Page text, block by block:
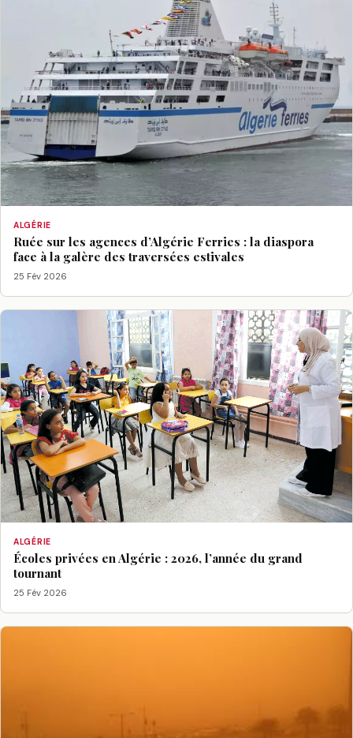
ALGÉRIE
Ruée sur les agences d’Algérie Ferries : la diaspora
face à la galère des traversées estivales
25 Fév 2026
ALGÉRIE
Écoles privées en Algérie : 2026, l’année du grand
tournant
25 Fév 2026